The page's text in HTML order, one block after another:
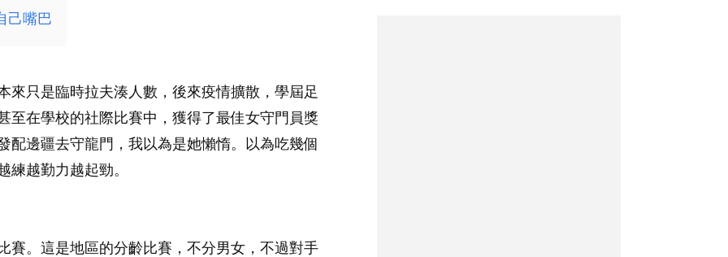
己嘴巴
來只是臨時拉夫湊人數，後來疫情擴散，學屆足
至在學校的社際比賽中，獲得了最佳女守門員獎
配邊疆去守龍門，我以為是她懶惰。以為吃幾個
練越勤力越起勁。
賽。這是地區的分齡比賽，不分男女，不過對手